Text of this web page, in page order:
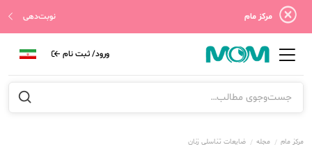
مرکز مام نوبت‌دهی
ورود/ ثبت نام
مرکز مام مجله ضایعات تناسلی زنان